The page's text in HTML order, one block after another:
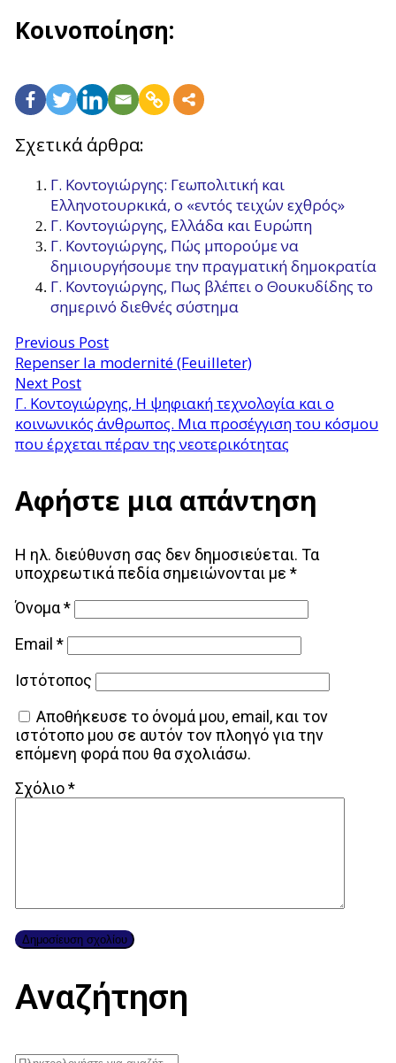
Κοινοποίηση:
Σχετικά άρθρα:
Γ. Κοντογιώργης: Γεωπολιτική και
Ελληνοτουρκικά, ο «εντός τειχών εχθρός»
Γ. Κοντογιώργης, Ελλάδα και Ευρώπη
Γ. Κοντογιώργης, Πώς μπορούμε να
δημιουργήσουμε την πραγματική δημοκρατία
Γ. Κοντογιώργης, Πως βλέπει ο Θουκυδίδης το
σημερινό διεθνές σύστημα
Previous Post
Repenser la modernité (Feuilleter)
Next Post
Γ. Κοντογιώργης, Η ψηφιακή τεχνολογία και ο
κοινωνικός άνθρωπος. Μια προσέγγιση του κόσμου
που έρχεται πέραν της νεοτερικότητας
Αφήστε μια απάντηση
Η ηλ. διεύθυνση σας δεν δημοσιεύεται. Τα
υποχρεωτικά πεδία σημειώνονται με *
Όνομα*
Email *
Ιστότοπος
Αποθήκευσε το όνομά μου, email, και τον
ιστότοπο μου σε αυτόν τον πλοηγό για την
επόμενη φορά που θα σχολιάσω.
Σχόλιο*
Αναζήτηση